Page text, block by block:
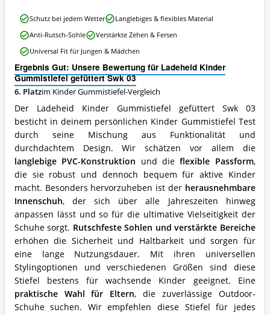
Gummistiefel
erhältlich?
Ergebnis Gut: Unsere Bewertung für Ladeheid Kinder
Gummistiefel gefüttert Swk 03
6. Platzim Kinder Gummistiefel-Vergleich
Der Ladeheid Kinder Gummistiefel gefüttert Swk 03
besticht in deinem persönlichen Kinder Gummistiefel Test
durch seine Mischung aus Funktionalität und
durchdachtem Design. Wir schätzen vor allem die
langlebige PVC-Konstruktion und dieflexible Passform,
die sie robust und dennoch bequem für aktive Kinder
macht. Besonders hervorzuheben ist der herausnehmbare
Innenschuh, der sich über alle Jahreszeiten hinweg
anpassen lässt und so für die ultimative Vielseitigkeit der
Schuhe sorgt. Rutschfeste Sohlen und verstärkte Bereiche
erhöhen die Sicherheit und Haltbarkeit und sorgen für
eine lange Nutzungsdauer. Mit ihren universellen
Stylingoptionen und verschiedenen Größen sind diese
Stiefel bestens für wachsende Kinder geeignet. Eine
praktische Wahl für Eltern, die zuverlässige Outdoor-
Schuhe suchen. Wir empfehlen diese Stiefel für jedes
Ladeheid
Kinder
Gummistiefel
gefüttert
Swk
03
Vorteile:
Was
spricht
für
diesen
Kinder
Gummistiefel?
Schutz bei jedem Wetter
Langlebiges & flexibles Material
Anti-Rutsch-Sohle
Verstärkte Zehen & Fersen
Universal Fit für Jungen & Mädchen